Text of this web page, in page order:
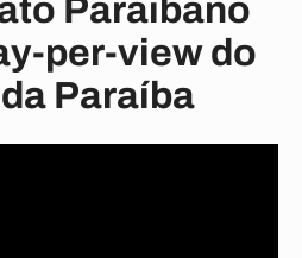
Paraibano
per-view do
Paraíba